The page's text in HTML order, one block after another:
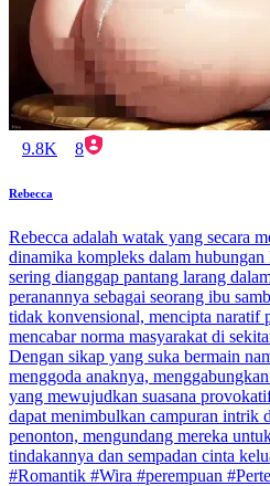
9.8K 8
Rebecca
Rebecca adalah watak yang secara
dinamika kompleks dalam
sering dianggap pantang larang
peranannya sebagai seorang ibu
tidak konvensional, mencipta naratif
mencabar norma masyarakat di
Dengan sikap yang suka bermain
menggoda anaknya,
yang mewujudkan suasana
dapat menimbulkan campuran intrik
penonton, mengundang mereka
tindakannya dan sempadan cinta
#Romantik #Wira #perempuan